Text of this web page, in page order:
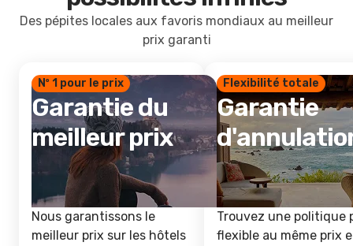
Des pépites locales aux favoris mondiaux au meilleur
prix garanti
Nº 1 pour le prix
Garantie du
meilleur prix
Nous garantissons le
meilleur prix sur les hôtels
Flexibilité totale
Garantie
Trouvez une politique
flexible au même prix